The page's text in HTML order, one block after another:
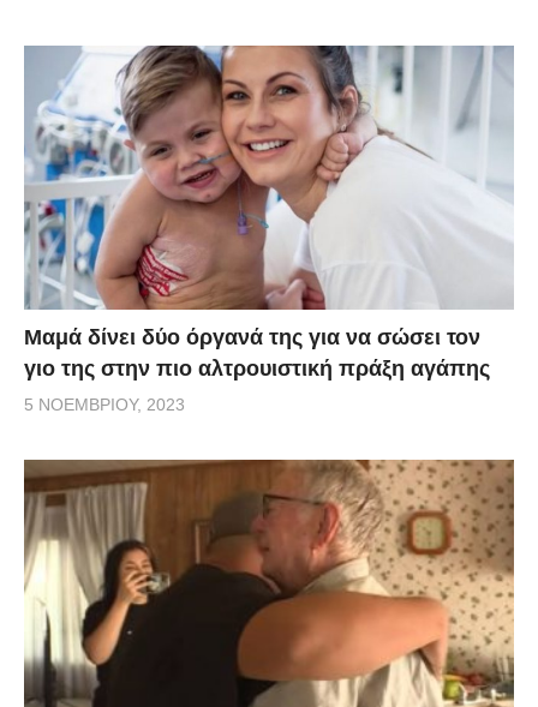
Μαμά δίνει δύο όργανά της για να σώσει τον
γιο της στην πιο αλτρουιστική πράξη αγάπης
5 ΝΟΕΜΒΡΊΟΥ, 2023